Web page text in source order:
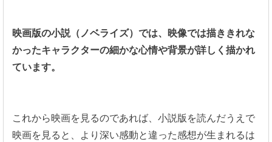
映画版の小説（ノベライズ）では、映像では描ききれな
かったキャラクターの細かな心情や背景が詳しく描かれ
ています。
これから映画を見るのであれば、小説版を読んだうえで
映画を見ると、より深い感動と違った感想が生まれるは